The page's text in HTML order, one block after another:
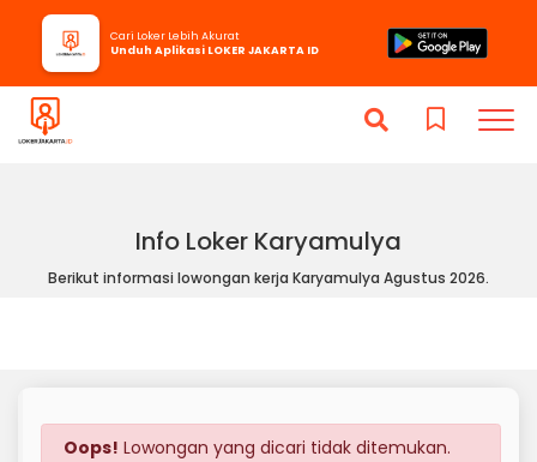
Info Loker Karyamulya
Berikut informasi lowongan kerja Karyamulya Agustus 2026.
Cari Loker Lebih Akurat
Unduh Aplikasi LOKER JAKARTA ID
Oops! Lowongan yang dicari tidak ditemukan.